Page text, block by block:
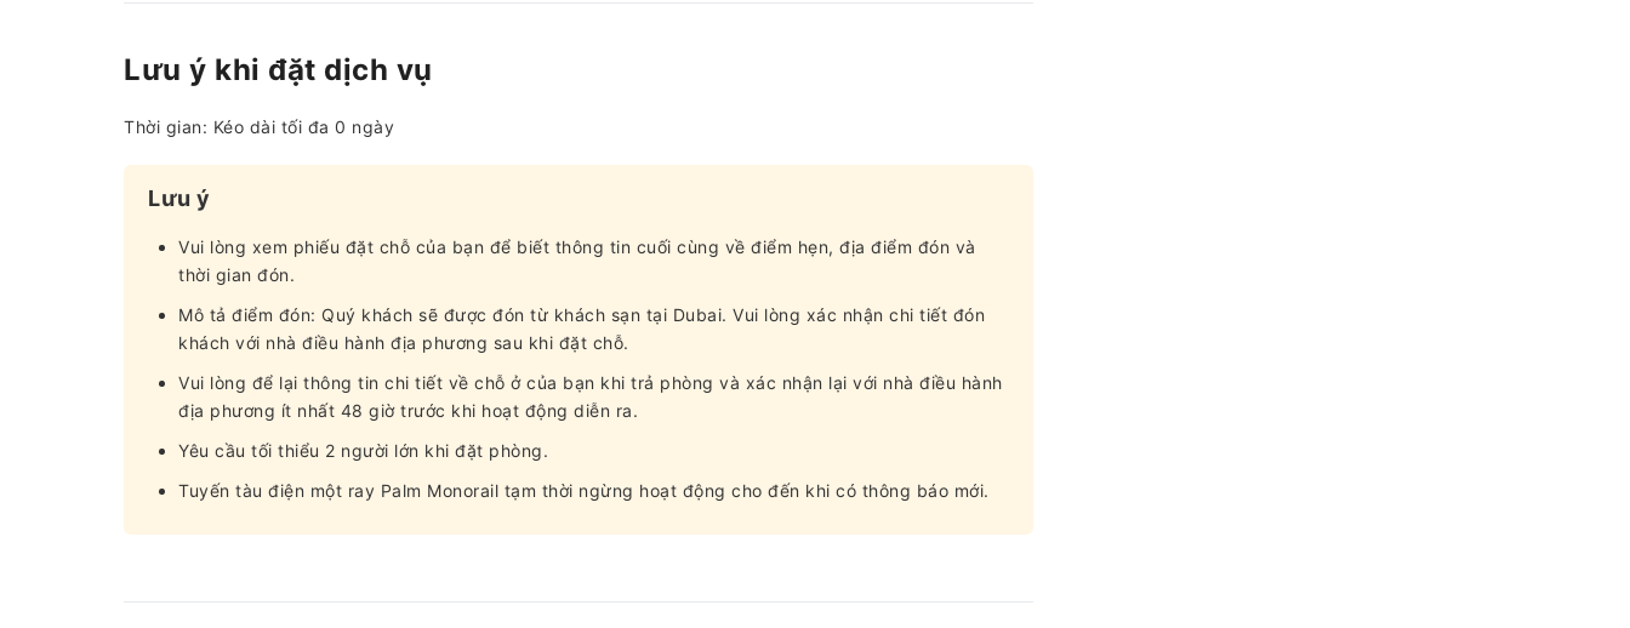
Lưu ý khi đặt dịch vụ
Thời gian: Kéo dài tối đa 0 ngày
Lưu ý
Vui lòng xem phiếu đặt chỗ của bạn để biết thông tin cuối cùng về điểm hẹn, địa điểm đón và
thời gian đón.
Mô tả điểm đón: Quý khách sẽ được đón từ khách sạn tại Dubai. Vui lòng xác nhận chi tiết đón
khách với nhà điều hành địa phương sau khi đặt chỗ.
Vui lòng để lại thông tin chi tiết về chỗ ở của bạn khi trả phòng và xác nhận lại với nhà điều hành
địa phương ít nhất 48 giờ trước khi hoạt động diễn ra.
Yêu cầu tối thiểu 2 người lớn khi đặt phòng.
Tuyến tàu điện một ray Palm Monorail tạm thời ngừng hoạt động cho đến khi có thông báo mới.